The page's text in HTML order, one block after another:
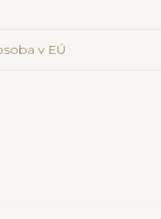
v EÚ